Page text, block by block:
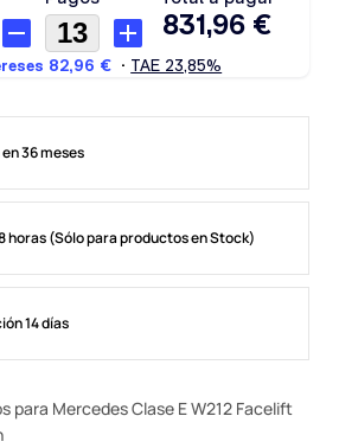
36 meses
horas (Sólo para productos en Stock)
14 días
para Mercedes Clase E W212 Facelift